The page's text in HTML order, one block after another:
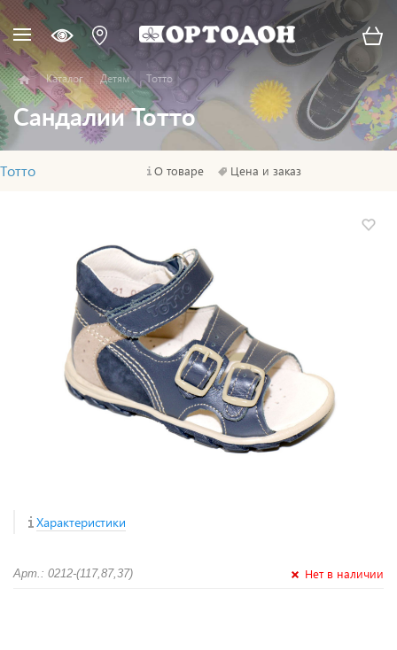
Каталог Детям Тотто
Сандалии Тотто
Тотто О товаре Цена и заказ
Характеристики
Арт.: 0212-(117,87,37) Нет в наличии